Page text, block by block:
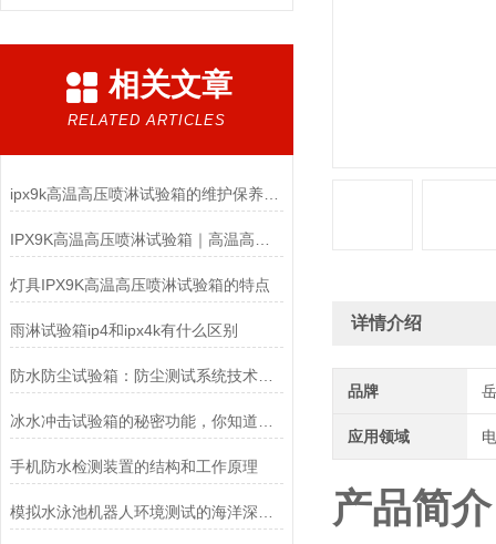
相关文章
RELATED ARTICLES
ipx9k高温高压喷淋试验箱的维护保养你了解多少？
灯具IPX9K高温高压喷淋试验箱的特点
雨淋试验箱ip4和ipx4k有什么区别
防水防尘试验箱：防尘测试系统技术解析与应用方案
手机防水检测装置的结构和工作原理
详情介绍
品牌
应用领域
产品简介